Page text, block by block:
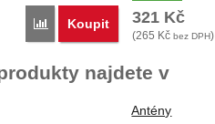
Porovnat
Koupit 321 Kč
(265 Kč bez DPH)
najdete v
Antény